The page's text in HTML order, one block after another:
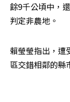
餘9千公頃中，
判定非農地。
賴瑩瑩指出，遭
區交錯相鄰的縣